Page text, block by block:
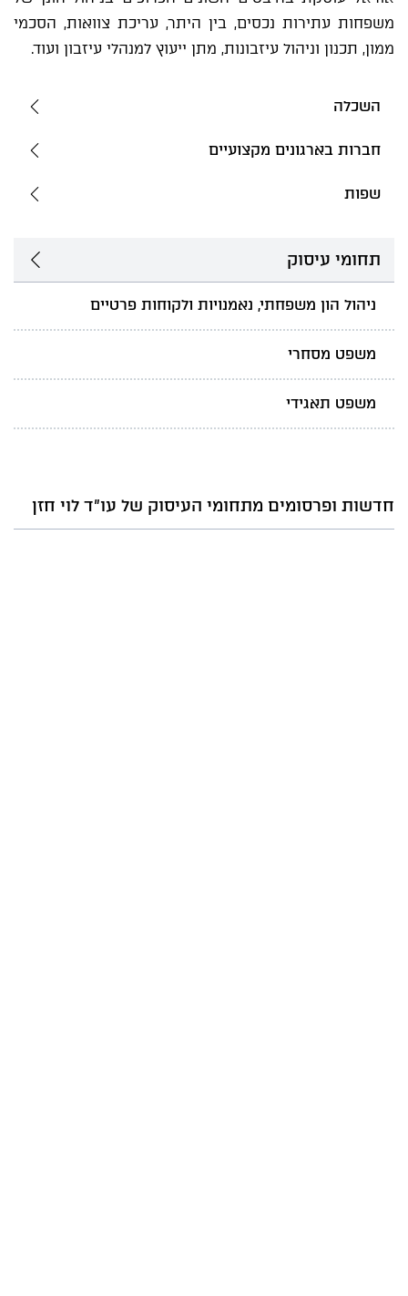
משפחות עתירות נכסים, בין היתר, עריכת צוואות, הסכמי
ממון, תכנון וניהול עיזבונות, מתן ייעוץ למנהלי עיזבון ועוד.
השכלה
חברות בארגונים מקצועיים
שפות
תחומי עיסוק
ניהול הון משפחתי, נאמנויות ולקוחות פרטיים
משפט מסחרי
משפט תאגידי
חדשות ופרסומים מתחומי העיסוק של עו"ד לוי חזן